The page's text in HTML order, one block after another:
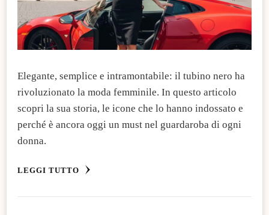
Elegante, semplice e intramontabile: il tubino nero ha
rivoluzionato la moda femminile. In questo articolo
scopri la sua storia, le icone che lo hanno indossato e
perché è ancora oggi un must nel guardaroba di ogni
donna.
LEGGI TUTTO